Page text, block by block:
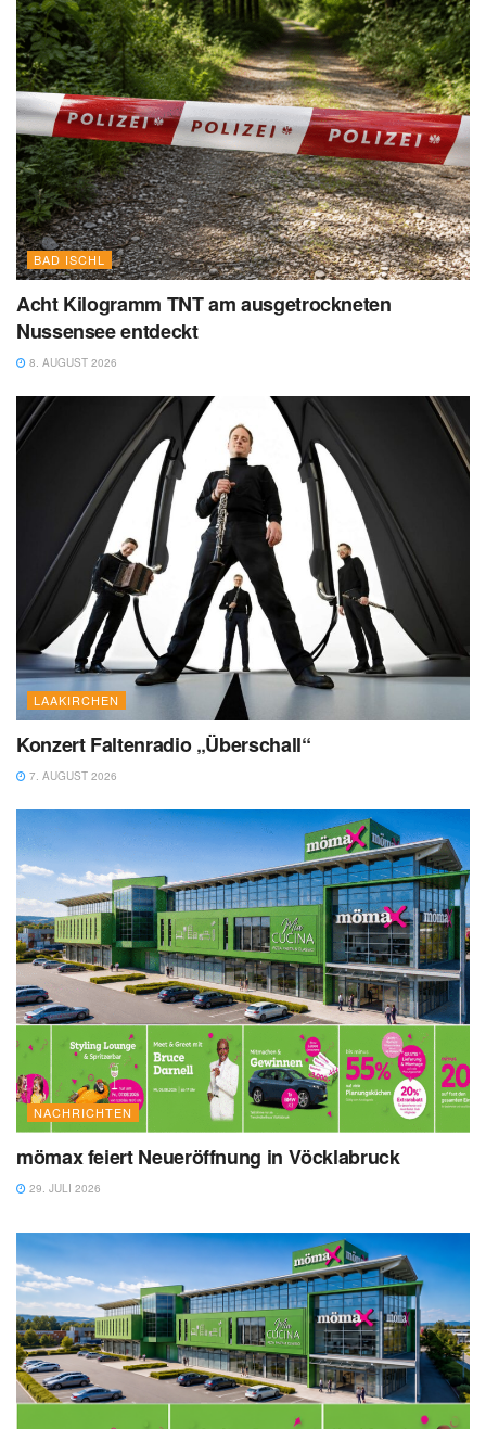
BAD ISCHL
Acht Kilogramm TNT am ausgetrockneten
Nussensee entdeckt
8. AUGUST 2026
LAAKIRCHEN
Konzert Faltenradio „Überschall“
7. AUGUST 2026
NACHRICHTEN
mömax feiert Neueröffnung in Vöcklabruck
29. JULI 2026